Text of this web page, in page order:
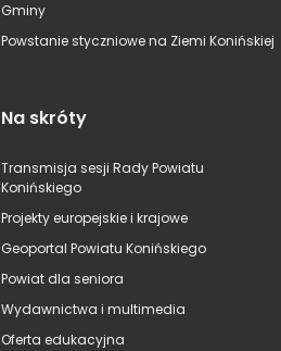
Gminy
Powstanie styczniowe na Ziemi Konińskiej
Na skróty
Transmisja sesji Rady Powiatu
Konińskiego
Projekty europejskie i krajowe
Geoportal Powiatu Konińskiego
Powiat dla seniora
Wydawnictwa i multimedia
Oferta edukacyjna